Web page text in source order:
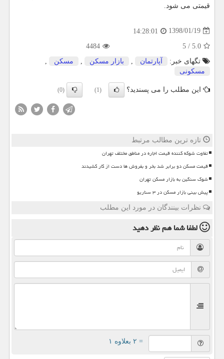
قیمتی می شود.
1398/01/19
14:28:01
5.0
/
5
4484
تگهای خبر:
آپارتمان بازار مسكن مسكن
مسكونی
این مطلب را می پسندید؟ (1)
(0)
تازه ترین مطالب مرتبط
تفاوت شوکه کننده قیمت اجاره در مناطق مختلف تهران
قیمت مسکن دو برابر شد بخر و بفروش ها دست از کار کشیدند
شوک سنگین به بازار مسکن تهران
پیش بینی بازار مسکن در ۳ سناریو
نظرات بینندگان در مورد این مطلب
لطفا شما همنظر دهید
= ۲ بعلاوه ۱